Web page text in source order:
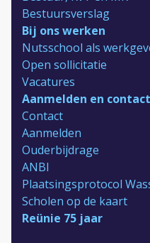
Bestuursverslag
Bij ons werken
Nutsschool als
Open sollicitatie
Vacatures
Aanmelden en contact
Contact
Aanmelden
Ouderbijdrage
ANBI
Plaatsingsprotocol
Scholen op de kaart
Reünie 75 jaar